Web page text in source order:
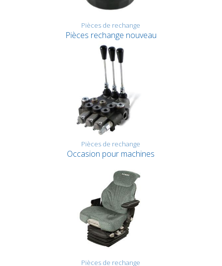
Pièces de rechange
Pièces rechange nouveau
Pièces de rechange
Occasion pour machines
Pièces de rechange